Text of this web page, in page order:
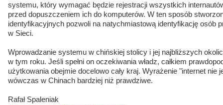
systemu, który wymagać będzie rejestracji wszystkich
przed dopuszczeniem ich do komputerów. W ten sposób
identyfikacyjnych pozwoli na natychmiastową identyfikację osób
w Sieci.
Wprowadzanie systemu w chińskiej stolicy i jej najbliższych
w tym roku. Jeśli spełni on oczekiwania władz, całkiem
użytkowania obejmie docelowo cały kraj. Wyrażenie "internet nie
wówczas w Chinach bardziej niż prawdziwe.
Rafał Spaleniak